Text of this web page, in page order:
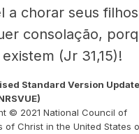
a chorar seus
consolação,
(Jr 31,15)!
Standard Version
© 2021 National Council of
of Christ in the United States